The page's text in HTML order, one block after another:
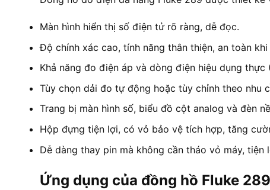
Màn hình hiển thị số điện tử rõ ràng, dễ đọc.
Độ chính xác cao, tính năng thân thiện, an toàn khi
Khả năng đo điện áp và dòng điện hiệu dụng thực
Tùy chọn dải đo tự động hoặc tùy chỉnh theo nhu
Trang bị màn hình số, biểu đồ cột analog và đèn
Hộp đựng tiện lợi, có vỏ bảo vệ tích hợp, tăng
Dễ dàng thay pin mà không cần tháo vỏ máy, tiện
Ứng dụng của đồng hồ Fluke 289